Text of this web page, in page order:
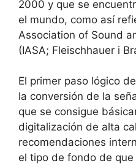
2000 y que se
el mundo, como así
Association of Sound
(IASA; Fleischhauer i
El primer paso lógico
la conversión de la
que se consigue
digitalización de alta
recomendaciones
el tipo de fondo de